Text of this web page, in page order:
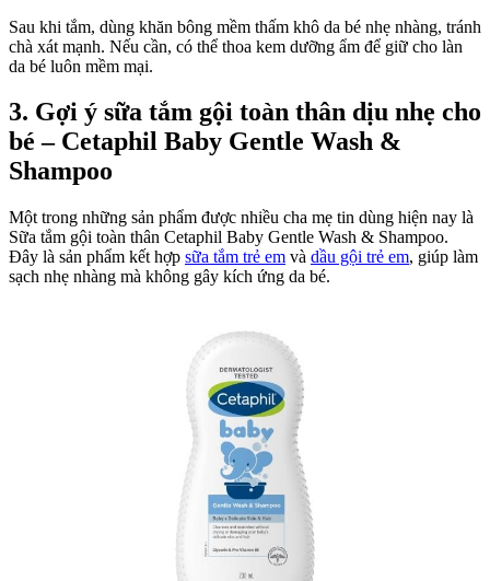
Sau khi tắm, dùng khăn bông mềm thấm khô da bé nhẹ nhàng, tránh
chà xát mạnh. Nếu cần, có thể thoa kem dưỡng ẩm để giữ cho làn
da bé luôn mềm mại.
3. Gợi ý sữa tắm gội toàn thân dịu nhẹ cho
bé – Cetaphil Baby Gentle Wash &
Shampoo
Một trong những sản phẩm được nhiều cha mẹ tin dùng hiện nay là
Sữa tắm gội toàn thân Cetaphil Baby Gentle Wash & Shampoo.
Đây là sản phẩm kết hợp sữa tắm trẻ em và dầu gội trẻ em, giúp làm
sạch nhẹ nhàng mà không gây kích ứng da bé.